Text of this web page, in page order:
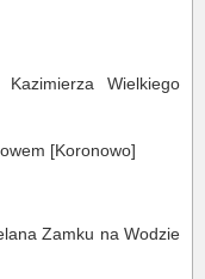
Wielkiego
[Koronowo]
Zamku na Wodzie